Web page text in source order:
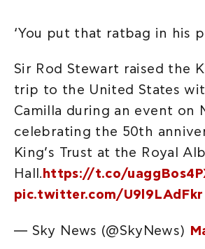
‘You put that ratbag in his
Sir Rod Stewart raised the
trip to the United States
Camilla during an event on
celebrating the 50th
King’s Trust at the Royal
Hall. https://t.co/
pic.twitter.com/U9l9LAdFkr
— Sky News (@SkyNews)